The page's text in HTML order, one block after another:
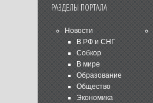
РАЗДЕЛЫ ПОРТАЛА
Новости
В РФ и СНГ
Собкор
В мире
Образование
Общество
Экономика